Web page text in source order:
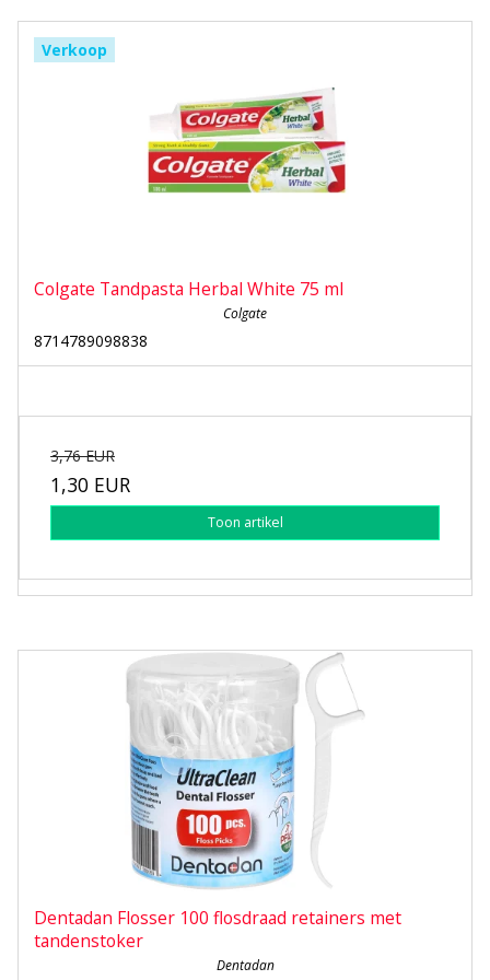
Verkoop
Colgate Tandpasta Herbal White 75 ml
Colgate
8714789098838
3,76 EUR
1,30 EUR
Toon artikel
Dentadan Flosser 100 flosdraad retainers met
tandenstoker
Dentadan